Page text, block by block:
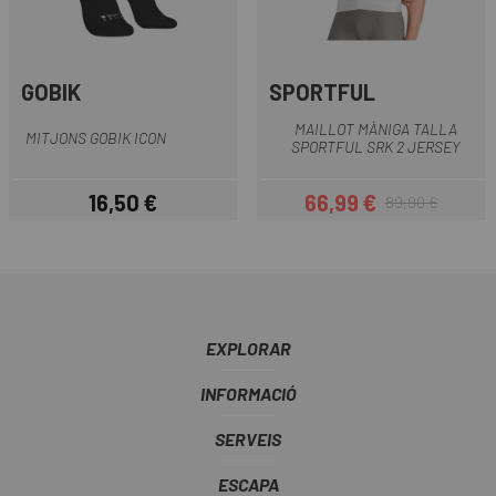
GOBIK
MITJONS GOBIK ICON
Preu
16,50 €
SPORTFUL
MAILLOT MÀNIGA TALLA
SPORTFUL SRK 2 JERSEY
Preu
66,99 €Preu regular
89,90 €
EXPLORAR
INFORMACIÓ
SERVEIS
ESCAPA